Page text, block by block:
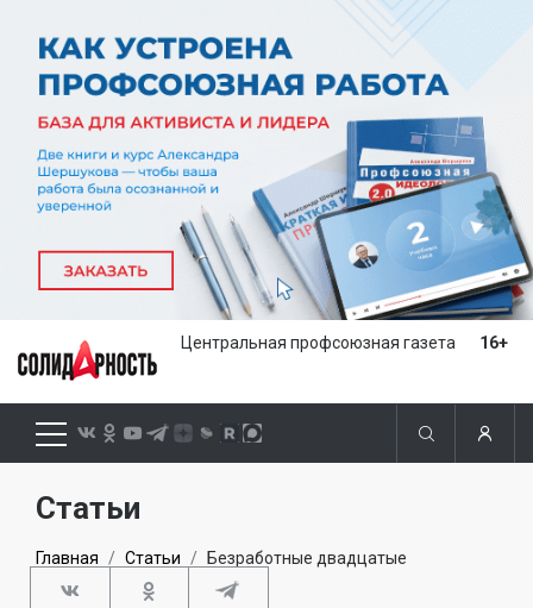
Центральная профсоюзная газета 16+
Статьи
Главная Статьи Безработные двадцатые